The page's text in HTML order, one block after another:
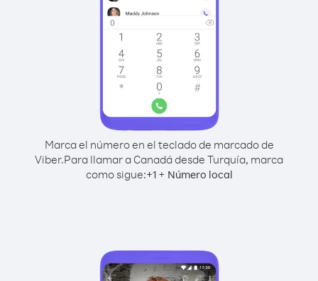
Marca el número en el teclado de marcado de
Viber.Para llamar a Canadá desde Turquía, marca
como sigue:+1+ Número local